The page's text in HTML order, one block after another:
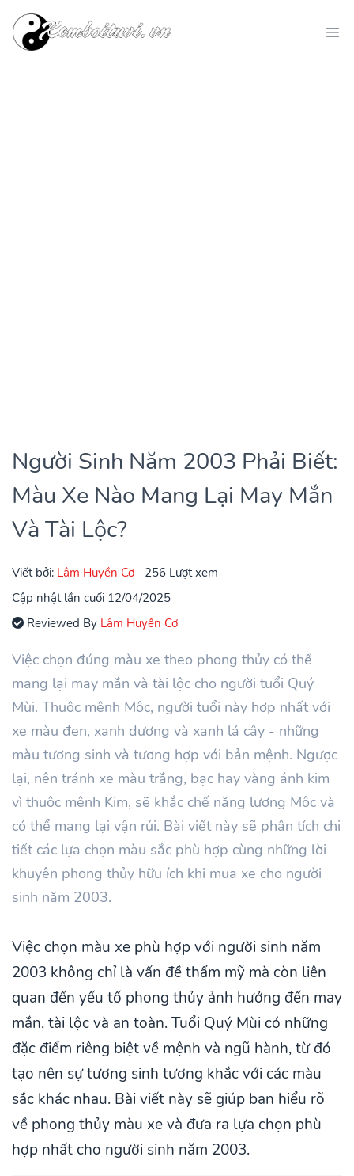
Người Sinh Năm 2003 Phải Biết:
Màu Xe Nào Mang Lại May Mắn
Và Tài Lộc?
Viết bởi: Lâm Huyền Cơ
256 Lượt xem
Cập nhật lần cuối 12/04/2025
Reviewed By Lâm Huyền Cơ
Việc chọn đúng màu xe theo phong thủy có thể
mang lại may mắn và tài lộc cho người tuổi Quý
Mùi. Thuộc mệnh Mộc, người tuổi này hợp nhất với
xe màu đen, xanh dương và xanh lá cây - những
màu tương sinh và tương hợp với bản mệnh. Ngược
lại, nên tránh xe màu trắng, bạc hay vàng ánh kim
vì thuộc mệnh Kim, sẽ khắc chế năng lượng Mộc và
có thể mang lại vận rủi. Bài viết này sẽ phân tích chi
tiết các lựa chọn màu sắc phù hợp cùng những lời
khuyên phong thủy hữu ích khi mua xe cho người
sinh năm 2003.
Việc chọn màu xe phù hợp với người sinh năm
2003 không chỉ là vấn đề thẩm mỹ mà còn liên
quan đến yếu tố phong thủy ảnh hưởng đến may
mắn, tài lộc và an toàn. Tuổi Quý Mùi có những
đặc điểm riêng biệt về mệnh và ngũ hành, từ đó
tạo nên sự tương sinh tương khắc với các màu
sắc khác nhau. Bài viết này sẽ giúp bạn hiểu rõ
về phong thủy màu xe và đưa ra lựa chọn phù
hợp nhất cho người sinh năm 2003.